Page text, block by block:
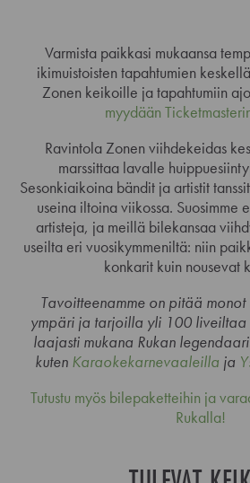
Varmista paikkasi mukaansa
ikimuistoisten tapahtumien
Zonen keikoille ja tapahtumiin
myydään
Ravintola Zonen viihdekeidas
marssittaa lavalle
Sesonkiaikoina bändit ja artistit
useina iltoina viikossa. Suosimme
artisteja, ja meillä bilekansaa
useilta eri vuosikymmeniltä: niin
konkarit kuin nousevat
Tavoitteenamme on pitää
ympäri ja tarjoilla yli 100 liveiltaa
laajasti mukana Rukan
kuten Karaokekarnevaaleilla ja
Tutustu myös bilepaketteihin ja
Rukalla!